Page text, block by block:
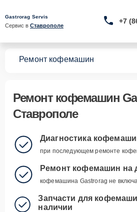
Gastrorag Servis
Сервис в Ставрополе
+7
Ремонт кофемашин
Ремонт кофемашин
Ставрополе
Диагностика
при последующем ремонте
Ремонт кофемашин на
кофемашина Gastrorag не
Запчасти для
наличии